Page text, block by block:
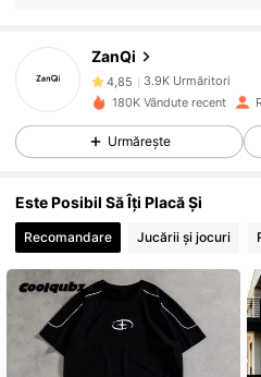
ZanQi
4,85 3.9K Urmăritori
4,85
4,85 3.9K Urmăritori
3.9K Urmăritori
3.9K Urmăritori
180K Vândute recent
Urmărește
Este Posibil Să Îți Placă Și
Recomandare Jucării și jocuri